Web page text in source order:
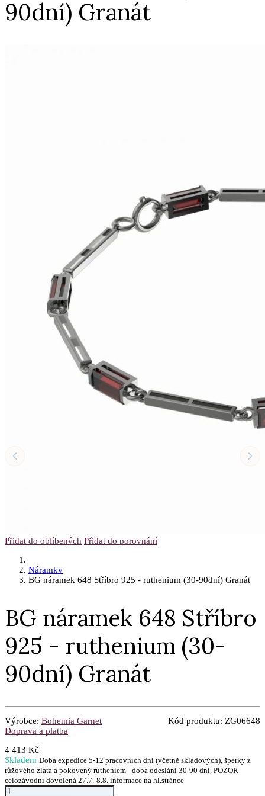
90dní) Granát
Přidat do oblíbených Přidat do porovnání
Náramky
BG náramek 648 Stříbro 925 - ruthenium (30-90dní) Granát
BG náramek 648 Stříbro
925 - ruthenium (30-
90dní) Granát
Výrobce: Bohemia Garnet Kód produktu: ZG06648
Doprava a platba
4 413 Kč
Skladem Doba expedice 5-12 pracovních dní (včetně skladových), šperky z
růžového zlata a pokovený rutheniem - doba odeslání 30-90 dní, POZOR
celozávodní dovolená 27.7.-8.8. informace na hl.stránce